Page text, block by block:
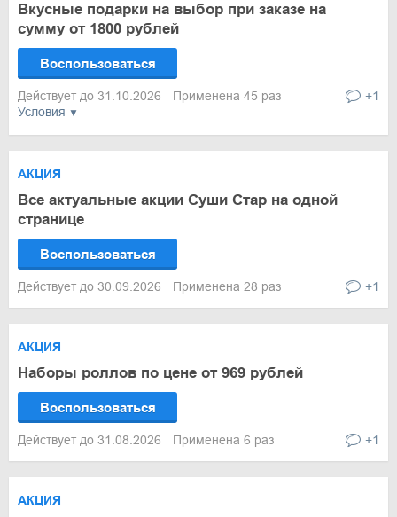
Условия
Вкусные подарки на выбор при заказе на
сумму от 1800 рублей
Воспользоваться
Действует до 31.10.2026 Применена 45 раз +1
АКЦИЯ
Все актуальные акции Суши Стар на одной
странице
Воспользоваться
Действует до 30.09.2026 Применена 28 раз +1
АКЦИЯ
Наборы роллов по цене от 969 рублей
Воспользоваться
Действует до 31.08.2026 Применена 6 раз +1
АКЦИЯ